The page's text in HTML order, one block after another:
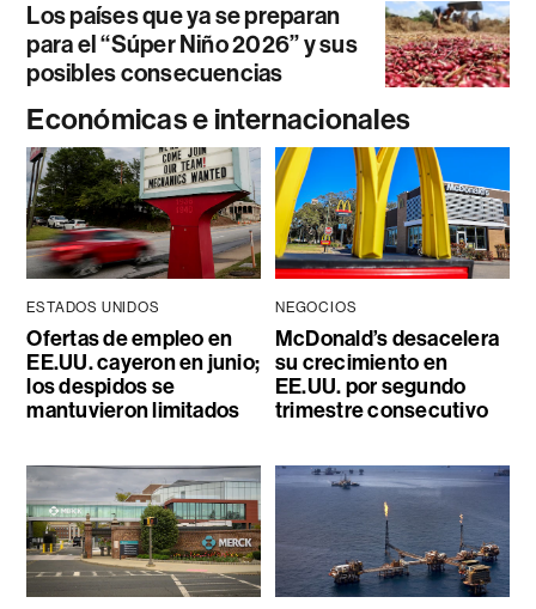
Los países que ya se preparan
para el “Súper Niño 2026” y sus
posibles consecuencias
Económicas e internacionales
ESTADOS UNIDOS
Ofertas de empleo en
EE.UU. cayeron en junio;
los despidos se
mantuvieron limitados
NEGOCIOS
McDonald’s desacelera
su crecimiento en
EE.UU. por segundo
trimestre consecutivo